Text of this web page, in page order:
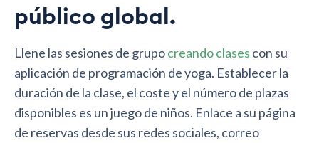
público global.
Llene las sesiones de grupocreando clases con su
aplicación de programación de yoga. Establecer la
duración de la clase, el coste y el número de plazas
disponibles es un juego de niños. Enlace a su página
de reservas desde sus redes sociales, correo